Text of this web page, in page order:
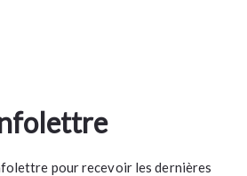
pour recevoir les dernières